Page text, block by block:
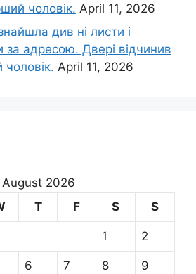
чоловік. April 11, 2026
див ні листи і
за адресою. Двері відчинив
April 11, 2026
August 2026
T F S S
1 2
6 7 8 9